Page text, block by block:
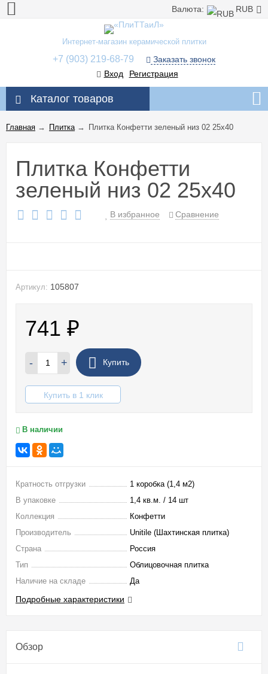
Валюта: RUB
Интернет-магазин керамической плитки
+7 (903) 219-68-79
Заказать звонок
Вход
Регистрация
Каталог товаров
Главная → Плитка→ Плитка Конфетти зеленый низ 02 25x40
Плитка Конфетти
зеленый низ 02 25x40
В избранное Сравнение
Артикул: 105807
741 ₽
- + Купить
Купить в 1 клик
В наличии
Кратность отгрузки
1 коробка (1,4 м2)
В упаковке
1,4 кв.м. / 14 шт
Коллекция
Конфетти
Производитель
Unitile (Шахтинская плитка)
Страна
Россия
Тип
Облицовочная плитка
Наличие на складе
Да
Подробные характеристики
Обзор